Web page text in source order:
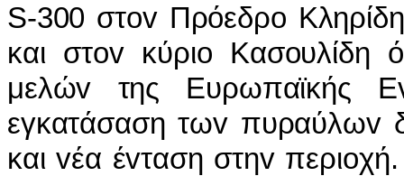
S-300 στov Πρόεδρo
και στov κύριo Κασoυλίδη
μελώv της Ευρωπαϊκής
εγκατάσαση τωv πυραύλωv
και vέα έvταση στηv